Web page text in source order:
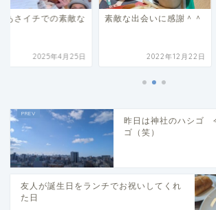
あさイチでの素敵な
2025年4月25日
素敵な出会いに感謝＾＾
2022年12月22日
昨日は神社のハシゴ
ゴ（笑）
友人が誕生日をランチでお祝いしてくれ
た日